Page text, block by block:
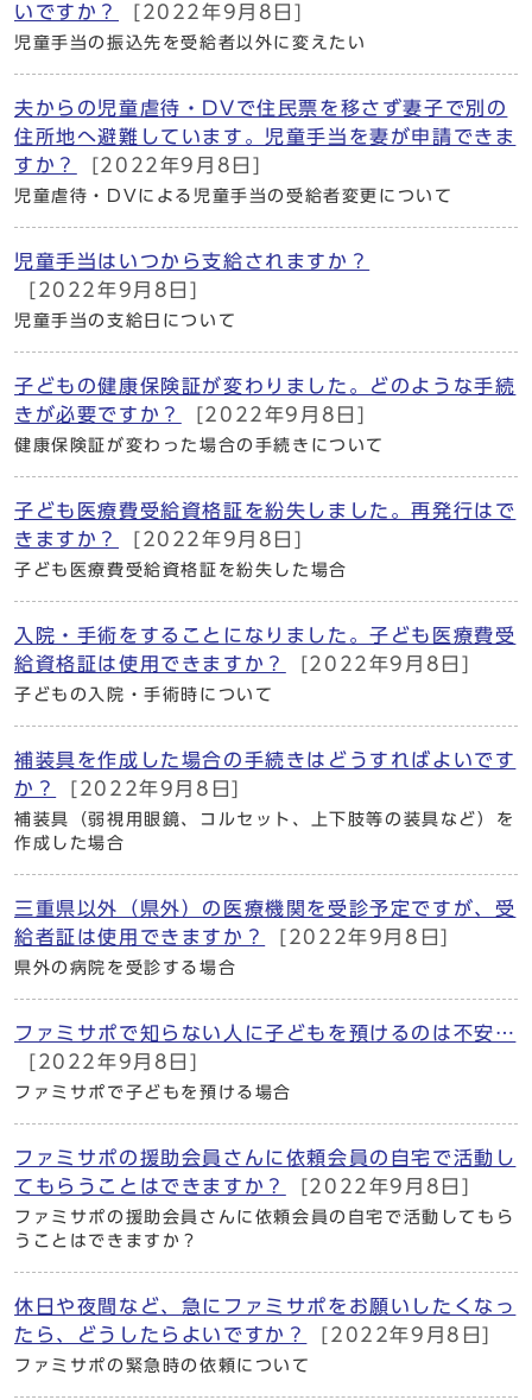
いですか？
[2022年9月8日]
児童手当の振込先を受給者以外に変えたい
夫からの児童虐待・DVで住民票を移さず妻子で別の
住所地へ避難しています。児童手当を妻が申請できま
すか？
[2022年9月8日]
児童虐待・DVによる児童手当の受給者変更について
児童手当はいつから支給されますか？
[2022年9月8日]
児童手当の支給日について
子どもの健康保険証が変わりました。どのような手続
きが必要ですか？
[2022年9月8日]
健康保険証が変わった場合の手続きについて
子ども医療費受給資格証を紛失しました。再発行はで
きますか？
[2022年9月8日]
子ども医療費受給資格証を紛失した場合
入院・手術をすることになりました。子ども医療費受
給資格証は使用できますか？
[2022年9月8日]
子どもの入院・手術時について
補装具を作成した場合の手続きはどうすればよいです
か？
[2022年9月8日]
補装具（弱視用眼鏡、コルセット、上下肢等の装具など）を
作成した場合
三重県以外（県外）の医療機関を受診予定ですが、受
給者証は使用できますか？
[2022年9月8日]
県外の病院を受診する場合
ファミサポで知らない人に子どもを預けるのは不安…
[2022年9月8日]
ファミサポで子どもを預ける場合
ファミサポの援助会員さんに依頼会員の自宅で活動し
てもらうことはできますか？
[2022年9月8日]
ファミサポの援助会員さんに依頼会員の自宅で活動してもら
うことはできますか？
休日や夜間など、急にファミサポをお願いしたくなっ
たら、どうしたらよいですか？
[2022年9月8日]
ファミサポの緊急時の依頼について